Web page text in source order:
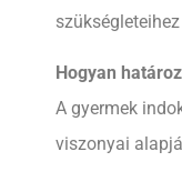
Hogyan
A gyermek
viszonyai